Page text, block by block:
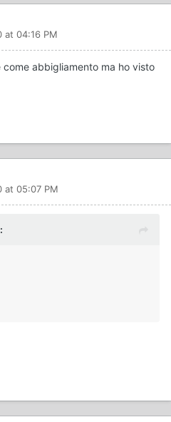
at 04:16 PM
abbigliamento ma ho visto
at 05:07 PM